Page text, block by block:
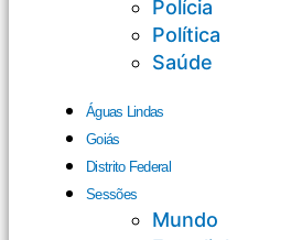
Polícia
Política
Saúde
Águas Lindas
Goiás
Distrito Federal
Sessões
Mundo